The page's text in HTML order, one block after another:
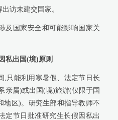
访未建交国家。
及国家安全和可能影响国家关
因私出国(境)原则
,只能利用寒暑假、法定节日长
亲属)或出国(境)旅游(仅限于国
地区)。研究生部和指导教师不
定节日批准研究生长假因私出